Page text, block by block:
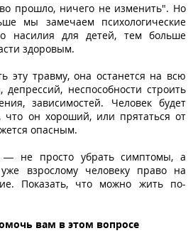
прошло, ничего не изменить". Но
мы замечаем психологические
насилия для детей, тем больше
здоровым.
эту травму, она останется на всю
неспособности строить
зависимостей. Человек будет
что он хороший, или прятаться от
опасным.
не просто убрать симптомы, а
взрослому человеку право на
Показать, что можно жить по-
вам в этом вопросе